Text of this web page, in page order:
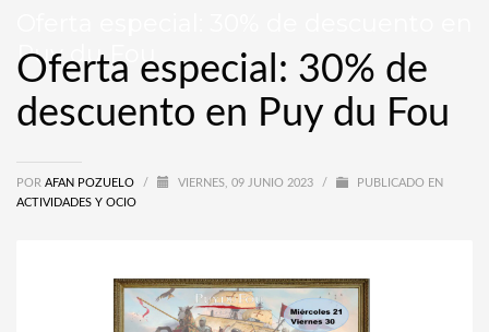
Puy du Fou
Oferta especial: 30% de
descuento en Puy du Fou
POR AFAN POZUELO / VIERNES, 09 JUNIO 2023 /
PUBLICADO EN
ACTIVIDADES Y OCIO